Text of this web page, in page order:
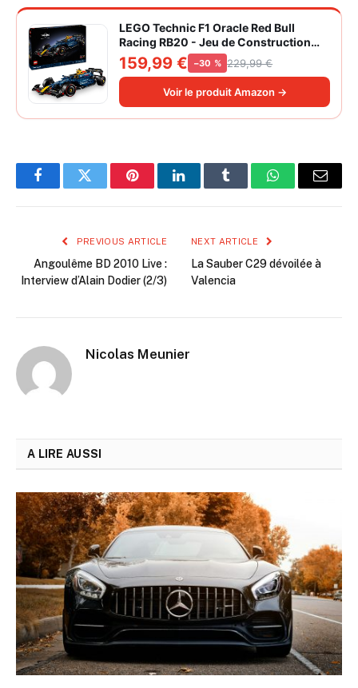
LEGO Technic F1 Oracle Red Bull
Racing RB20 - Jeu de Construction
Collector pour Adulte - Inclut Un
Moteur V6 et Une boîte de Vitesses -
Idée Cadeau pour passionnés de
Formule 1 42206
159,99 € −30 % 229,99 €
Voir le produit Amazon →
FacebookTwitter PinterestLinkedInTumblr WhatsAppEmail
PREVIOUS ARTICLE
Angoulême BD 2010 Live :
Interview d’Alain Dodier (2/3)
NEXT ARTICLE
La Sauber C29 dévoilée à
Valencia
Nicolas Meunier
A LIRE AUSSI